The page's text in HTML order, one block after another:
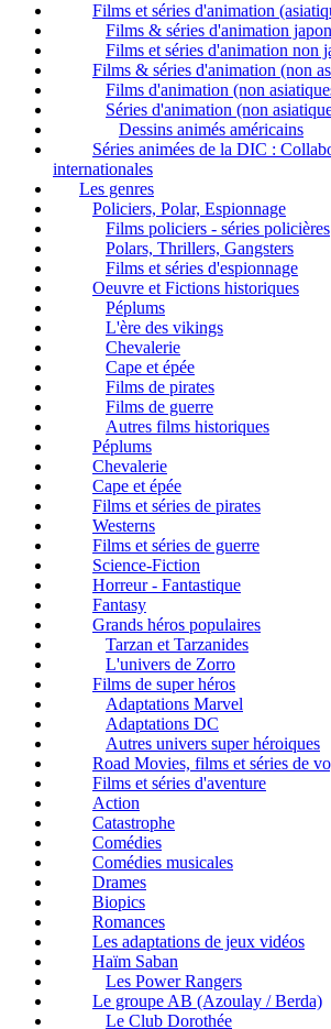
Films et séries d'animation
Films & séries d'animation
Films et séries d'animation non
Films & séries d'animation (non
Films d'animation (non
Séries d'animation (non
Dessins animés américains
Séries animées de la DIC :
internationales
Les genres
Policiers, Polar, Espionnage
Films policiers - séries policières
Polars, Thrillers, Gangsters
Films et séries d'espionnage
Oeuvre et Fictions historiques
Péplums
L'ère des vikings
Chevalerie
Cape et épée
Films de pirates
Films de guerre
Autres films historiques
Péplums
Chevalerie
Cape et épée
Films et séries de pirates
Westerns
Films et séries de guerre
Science-Fiction
Horreur - Fantastique
Fantasy
Grands héros populaires
Tarzan et Tarzanides
L'univers de Zorro
Films de super héros
Adaptations Marvel
Adaptations DC
Autres univers super héroiques
Road Movies, films et séries de
Films et séries d'aventure
Action
Catastrophe
Comédies
Comédies musicales
Drames
Biopics
Romances
Les adaptations de jeux vidéos
Haïm Saban
Les Power Rangers
Le groupe AB (Azoulay / Berda)
Le Club Dorothée